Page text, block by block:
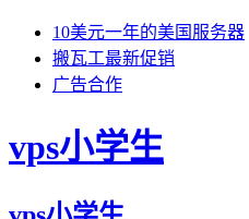
10美元一年的美国服务器
搬瓦工最新促销
广告合作
vps小学生